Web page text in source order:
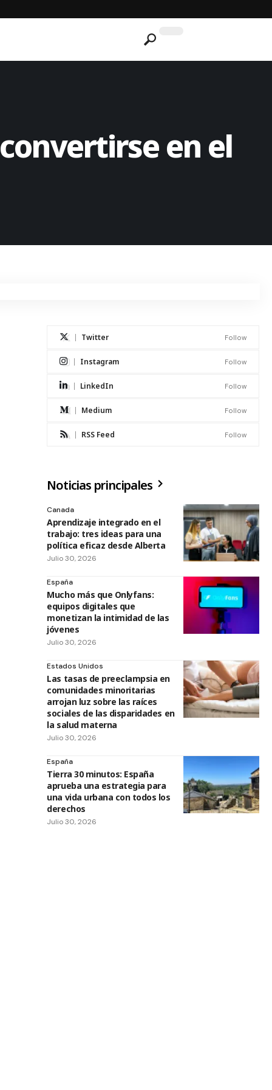
en el
Twitter Follow
Instagram Follow
LinkedIn Follow
Medium Follow
RSS Feed Follow
Noticias principales
Canada
Aprendizaje integrado en el
trabajo: tres ideas para una
política eficaz desde Alberta
Julio 30, 2026
España
Mucho más que Onlyfans:
equipos digitales que
monetizan la intimidad de las
jóvenes
Julio 30, 2026
Estados Unidos
Las tasas de preeclampsia en
comunidades minoritarias
arrojan luz sobre las raíces
sociales de las disparidades en
la salud materna
Julio 30, 2026
España
Tierra 30 minutos: España
aprueba una estrategia para
una vida urbana con todos los
derechos
Julio 30, 2026